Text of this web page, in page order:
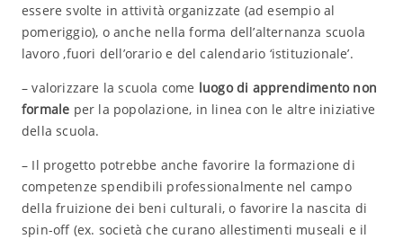
essere svolte in attività organizzate (ad esempio al
pomeriggio), o anche nella forma dell’alternanza scuola
lavoro ,fuori dell’orario e del calendario ‘istituzionale’.
– valorizzare la scuola come luogo di apprendimento non
formale per la popolazione, in linea con le altre iniziative
della scuola.
– Il progetto potrebbe anche favorire la formazione di
competenze spendibili professionalmente nel campo
della fruizione dei beni culturali, o favorire la nascita di
spin-off (ex. società che curano allestimenti museali e il